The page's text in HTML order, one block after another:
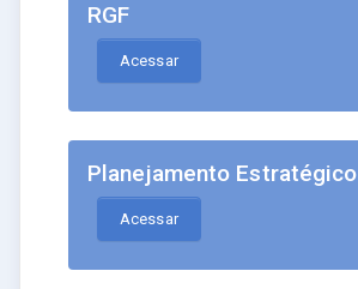
RGF
Acessar
Planejamento Estratégico
Acessar